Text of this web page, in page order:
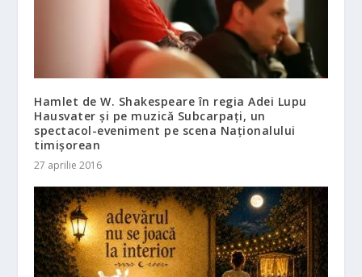
Hamlet de W. Shakespeare în regia Adei Lupu
Hausvater și pe muzică Subcarpați, un
spectacol-eveniment pe scena Naționalului
timișorean
27 aprilie 2016